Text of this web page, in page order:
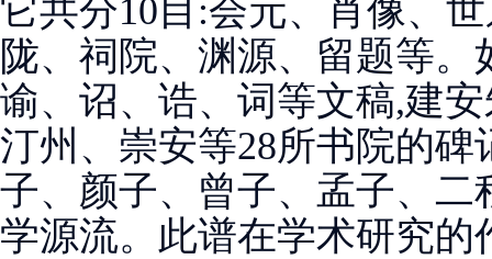
它共分10目:会元、肖像、
陇、祠院、渊源、留题等。
谕、诏、诰、词等文稿,建
汀州、崇安等28所书院的碑
子、颜子、曾子、孟子、
学源流。此谱在学术研究的